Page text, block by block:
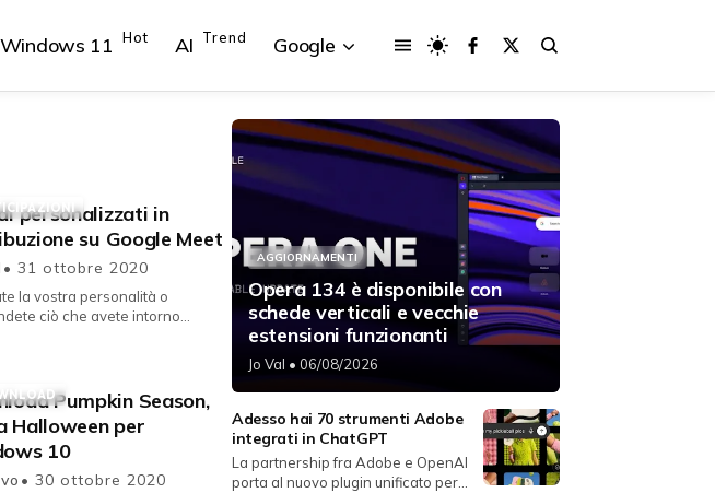
{{POSTS[2].LABEL}}
{{posts[2].title}}
{{POSTS[3].LABEL}}
{{posts[3].title}}
Windows 11 Hot AI Trend Google
{{POSTS[2].LABEL}}
{{posts[2].title}}
{{POSTS[3].LABEL}}
{{posts[3].title}}
personalizzati in
su Google Meet
• 31 ottobre 2020
la vostra personalità o
ciò che avete intorno
Pumpkin Season,
Halloween per
10
• 30 ottobre 2020
AGGIORNAMENTI
Opera 134 è disponibile con
schede verticali e vecchie
estensioni funzionanti
Jo Val • 06/08/2026
Adesso hai 70 strumenti Adobe
integrati in ChatGPT
La partnership fra Adobe e OpenAI
porta al nuovo plugin unificato per...